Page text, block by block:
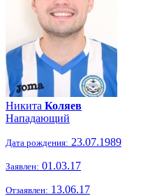
Никита Коляев
Нападающий
Дата рождения: 23.07.1989
Заявлен: 01.03.17
Отзаявлен: 13.06.17